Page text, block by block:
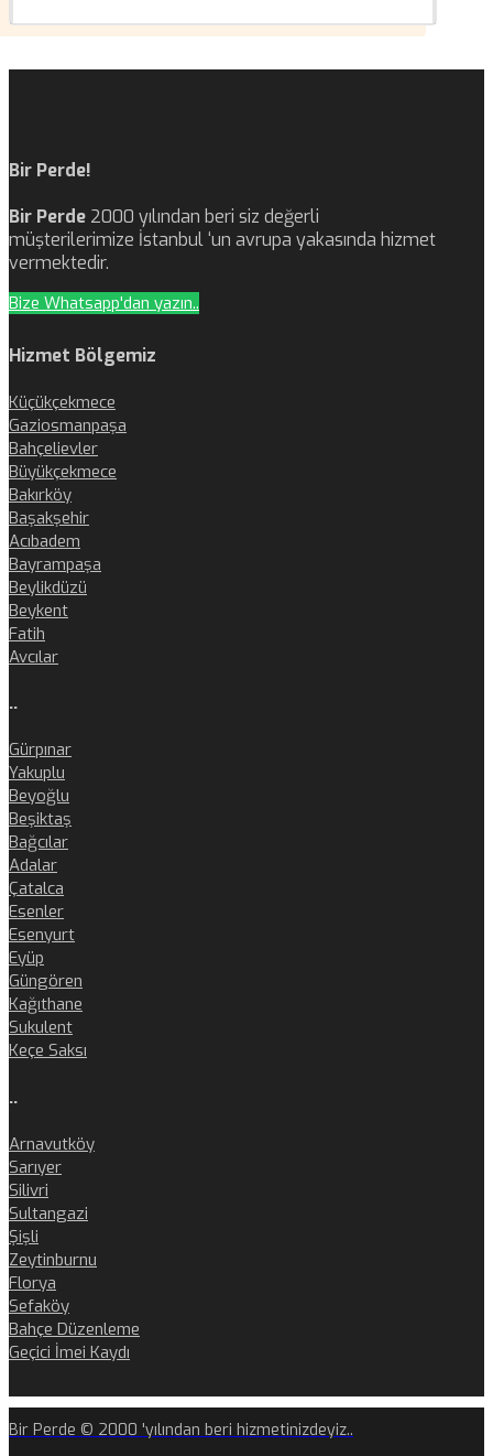
Bir Perde!
Bir Perde 2000 yılından beri siz değerli
müşterilerimize İstanbul ‘un avrupa yakasında hizmet
vermektedir.
Bize Whatsapp'dan yazın..
Hizmet Bölgemiz
Küçükçekmece
Gaziosmanpaşa
Bahçelievler
Büyükçekmece
Bakırköy
Başakşehir
Acıbadem
Bayrampaşa
Beylikdüzü
Beykent
Fatih
Avcılar
..
Gürpınar
Yakuplu
Beyoğlu
Beşiktaş
Bağcılar
Adalar
Çatalca
Esenler
Esenyurt
Eyüp
Güngören
Kağıthane
Sukulent
Keçe Saksı
..
Arnavutköy
Sarıyer
Silivri
Sultangazi
Şişli
Zeytinburnu
Florya
Sefaköy
Bahçe Düzenleme
Geçici İmei Kaydı
Bir Perde © 2000 'yılından beri hizmetinizdeyiz..